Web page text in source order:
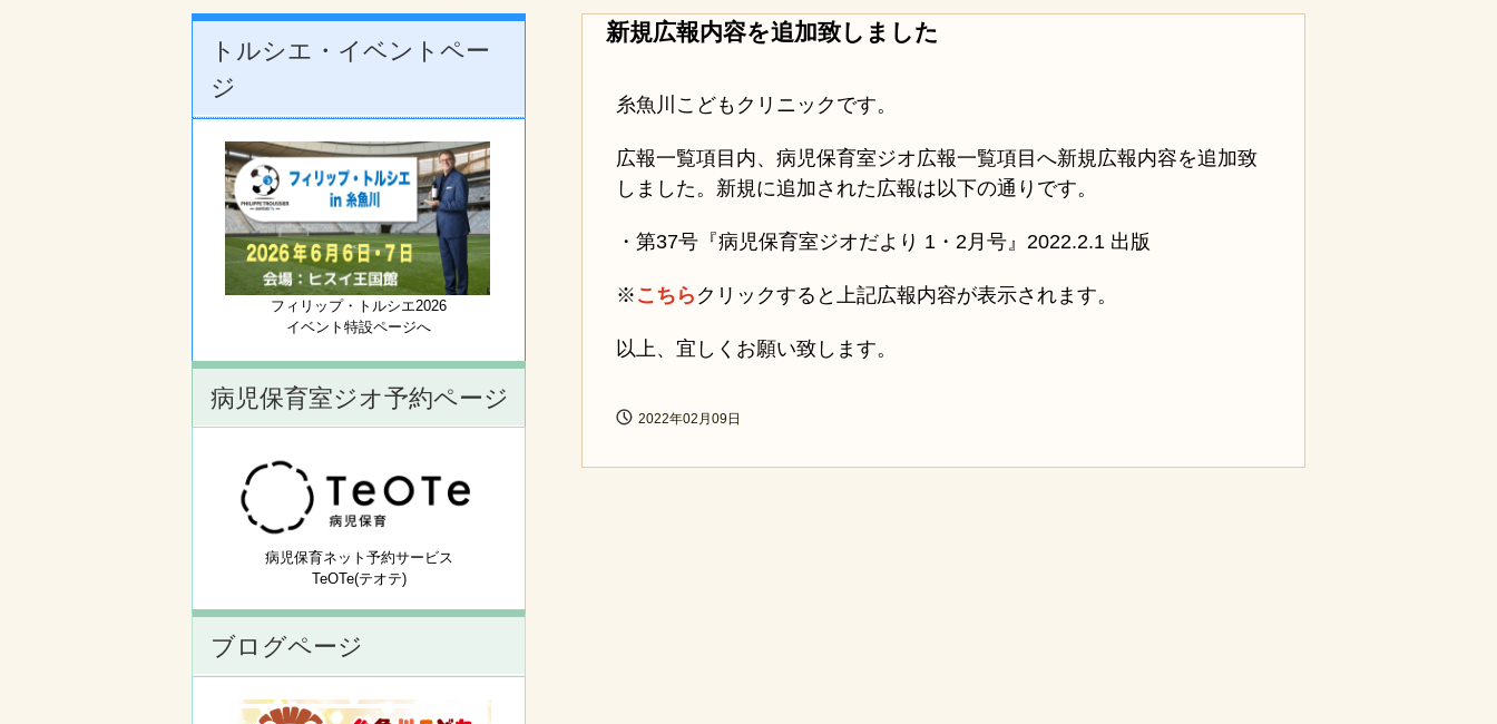
新規広報内容を追加致しました
糸魚川こどもクリニックです。
広報一覧項目内、病児保育室ジオ広報一覧項目へ新規広報内容を追加致
しました。新規に追加された広報は以下の通りです。
・第37号『病児保育室ジオだより 1・2月号』2022.2.1 出版
※ こちら クリックすると上記広報内容が表示されます。
以上、宜しくお願い致します。
2022年02月09日
トルシエ・イベントペー
ジ
フィリップ・トルシエ2026
イベント特設ページへ
病児保育室ジオ予約ページ
病児保育ネット予約サービス
TeOTe(テオテ)
ブログページ